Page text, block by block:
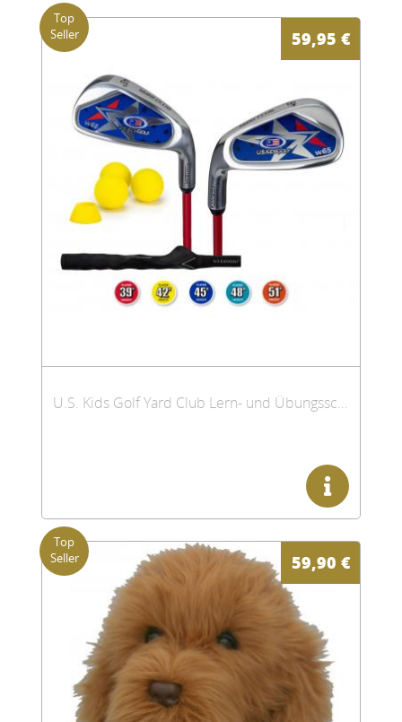
59,95 €
U.S. Kids Golf Yard Club Lern- und Übungsschläger
59,90 €